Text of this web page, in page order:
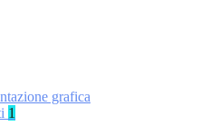
grafica
1